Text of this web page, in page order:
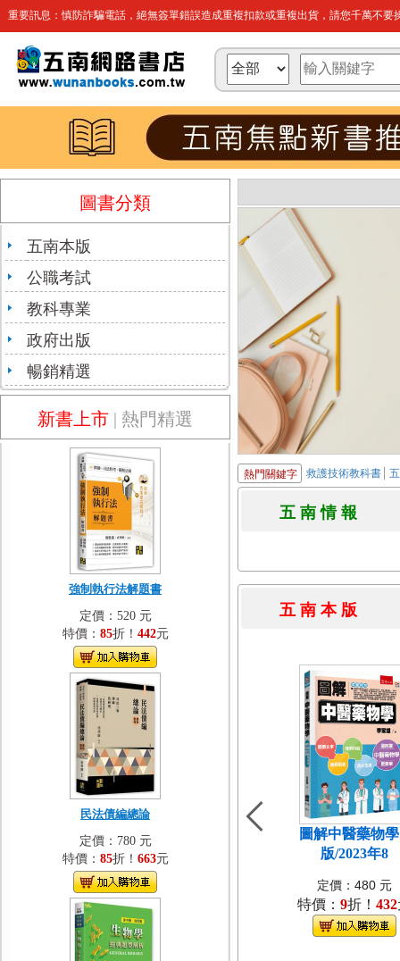
重要訊息：慎防詐騙電話，絕無簽單錯誤造成重複扣款或重複出貨，請您千萬不要
圖書分類
五南本版
公職考試
教科專業
政府出版
暢銷精選
新書上市 | 熱門精選
強制執行法解題書
定價：520 元
特價： 85折！ 442元
民法債編總論
定價：780 元
特價： 85折！ 663元
熱門關鍵字 救護技術教科書
五 南 情
五 南 本
圖解中醫藥物
版/2023年8
定價：480 元
特價： 9折！ 432